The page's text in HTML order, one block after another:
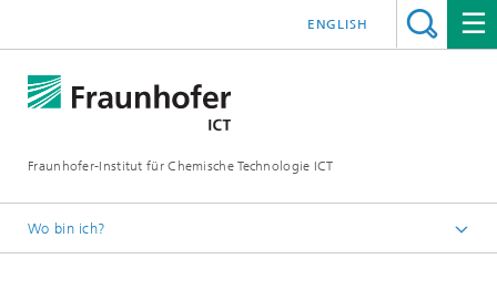
Fraunhofer-Institut für Chemische Technologie ICT
ENGLISH
Wo bin ich?